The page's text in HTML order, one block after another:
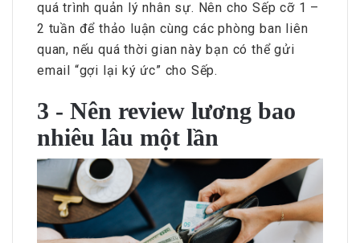
quá trình quản lý nhân sự. Nên cho Sếp cỡ 1 –
2 tuần để thảo luận cùng các phòng ban liên
quan, nếu quá thời gian này bạn có thể gửi
email “gợi lại ký ức” cho Sếp.
3 - Nên review lương bao
nhiêu lâu một lần